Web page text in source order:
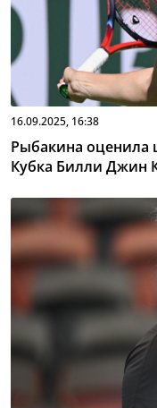
16.09.2025, 16:38
Рыбакина оценила
Кубка Билли Джин